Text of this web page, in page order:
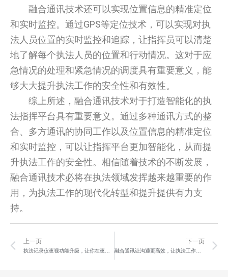
融合通讯技术还可以实现位置信息的精准定位
和实时监控。通过GPS等定位技术，可以实现对执
法人员位置的实时监控和追踪，让指挥员可以清楚
地了解每个执法人员的位置和行动情况。这对于应
急情况的处理和紧急情况的调度具有重要意义，能
够大大提升执法工作的安全性和有效性。
综上所述，融合通讯技术对于打造智能化的执
法指挥平台具有重要意义。通过多种通讯方式的整
合、多方通讯的协同工作以及位置信息的精准定位
和实时监控，可以让指挥平台更加智能化，从而提
升执法工作的安全性。相信随着技术的不断发展，
融合通讯技术必将在执法领域发挥越来越重要的作
用，为执法工作的现代化转型和提升提供有力支
持。
Prev
上一页
执法记录仪夜视功能升级，让你在夜晚也能轻松追踪目标！
下一页
融合通讯让沟通更高效，让执法工作更轻松！